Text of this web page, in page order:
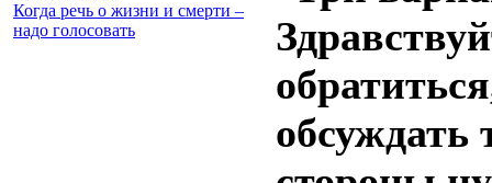
Когда речь о жизни и смерти –
надо голосовать
обсуждать